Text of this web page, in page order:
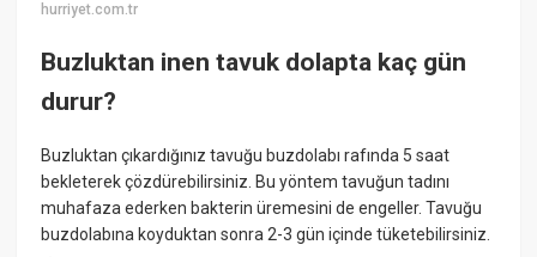
hurriyet.com.tr
Buzluktan inen tavuk dolapta kaç gün
durur?
Buzluktan çıkardığınız tavuğu buzdolabı rafında 5 saat
bekleterek çözdürebilirsiniz. Bu yöntem tavuğun tadını
muhafaza ederken bakterin üremesini de engeller. Tavuğu
buzdolabına koyduktan sonra 2-3 gün içinde tüketebilirsiniz.